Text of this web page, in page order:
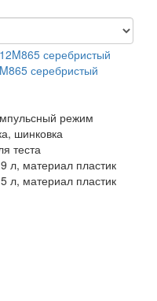
серебристый
режим
шинковка
теста
л, материал пластик
л, материал пластик